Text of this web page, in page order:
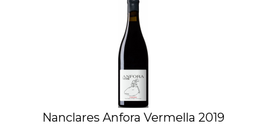
Nanclares Anfora Vermella 2019